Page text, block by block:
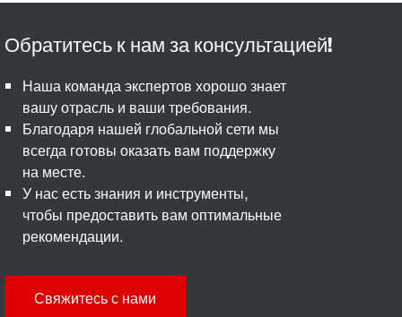
Наша команда экспертов хорошо знает
вашу отрасль и ваши требования.
Благодаря нашей глобальной сети мы
всегда готовы оказать вам поддержку
на месте.
У нас есть знания и инструменты,
чтобы предоставить вам оптимальные
рекомендации.
Свяжитесь с нами